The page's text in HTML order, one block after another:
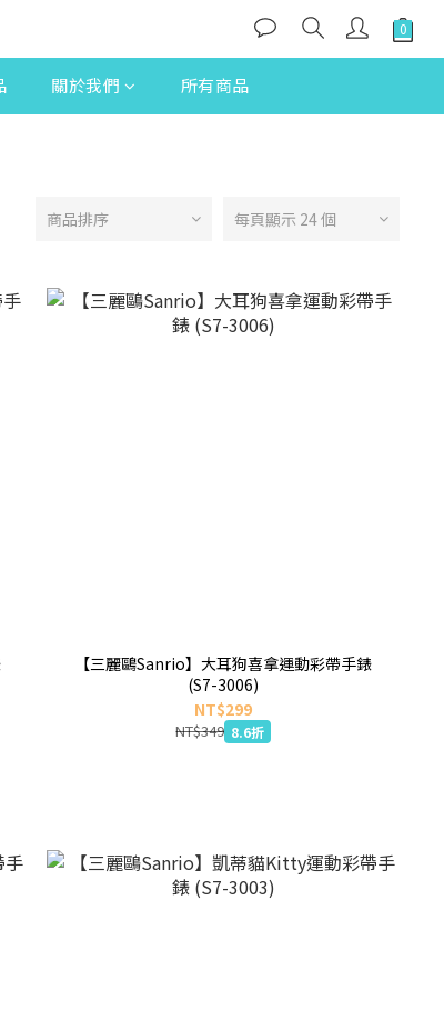
關於我們 所有商品
商品排序 每頁顯示 24 個
【三麗鷗Sanrio】大耳狗喜拿運動彩帶手錶
(S7-3006)
NT$299
NT$349 8.6折